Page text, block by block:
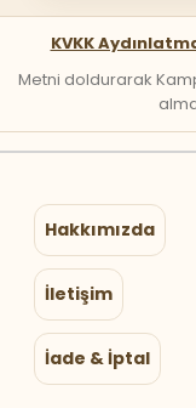
KVKK
Metni doldurarak
Hakkımızda
İletişim
İade & İptal